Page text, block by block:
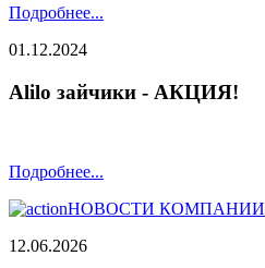
Подробнее...
01.12.2024
Alilo зайчики - АКЦИЯ!
Подробнее...
НОВОСТИ КОМПАНИИ
12.06.2026